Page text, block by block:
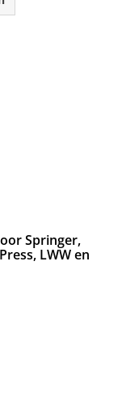
Springer,
LWW en